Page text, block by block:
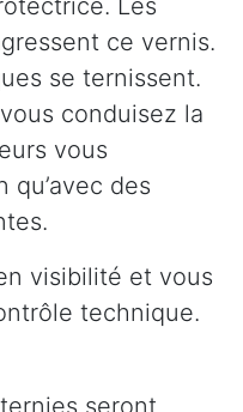
Les
ce vernis.
se ternissent.
conduisez la
vous
des
visibilité et vous
technique.